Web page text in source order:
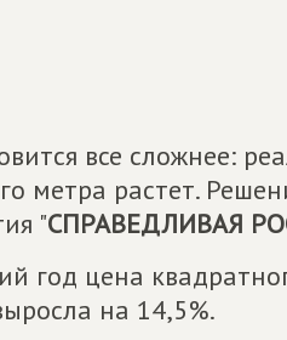
все сложнее:
метра растет.
"СПРАВЕДЛИВАЯ
год цена
на 14,5%.